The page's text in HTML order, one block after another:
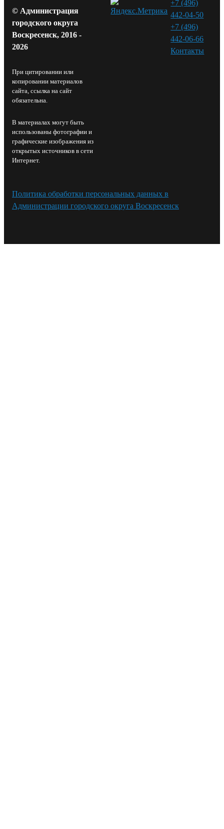
© Администрация
городского округа
Воскресенск, 2016 -
2026
При цитировании или
копировании материалов
сайта, ссылка на сайт
обязательна.
В материалах могут быть
использованы фотографии и
графические изображения из
открытых источников в сети
Интернет.
+7 (496)
442-04-50
+7 (496)
442-06-66
Контакты⁠
Политика обработки персональных данных в
Администрации городского округа Воскресенск